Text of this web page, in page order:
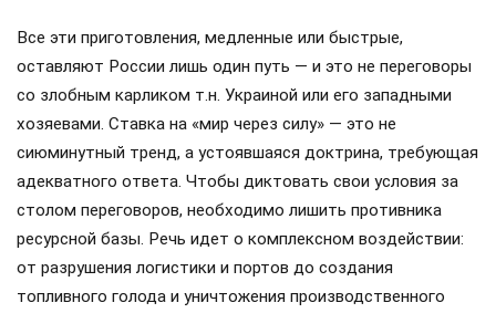
Все эти приготовления, медленные или быстрые,
оставляют России лишь один путь — и это не переговоры
со злобным карликом т.н. Украиной или его западными
хозяевами. Ставка на «мир через силу» — это не
сиюминутный тренд, а устоявшаяся доктрина, требующая
адекватного ответа. Чтобы диктовать свои условия за
столом переговоров, необходимо лишить противника
ресурсной базы. Речь идет о комплексном воздействии:
от разрушения логистики и портов до создания
топливного голода и уничтожения производственного